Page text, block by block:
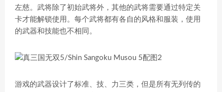
左慈。武将除了初始武将外，其他的武将需要通过特定关
卡才能解锁使用。每个武将都有各自的风格和服装，使用
的武器和技能也不相同。
游戏的武器设计了标准、技、力三类，但是所有无列传的